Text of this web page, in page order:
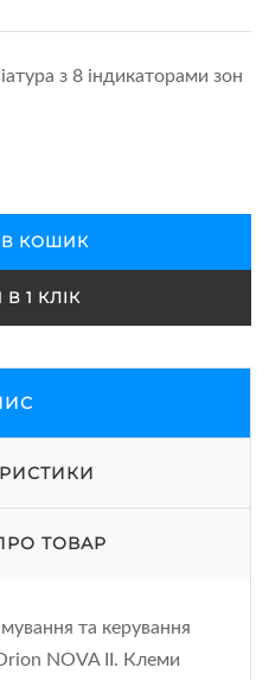
з 8 індикаторами зон
КОШИК
1 КЛІК
ТОВАР
та керування
NOVA II. Клеми